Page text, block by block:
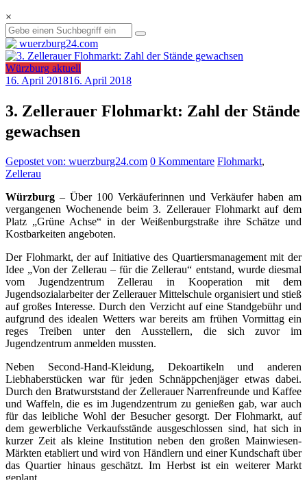
×
Würzburg aktuell
16. April 201816. April 2018
3. Zellerauer Flohmarkt: Zahl der Stände
gewachsen
Gepostet von: wuerzburg24.com 0 Kommentare Flohmarkt,
Zellerau
Würzburg – Über 100 Verkäuferinnen und Verkäufer haben am
vergangenen Wochenende beim 3. Zellerauer Flohmarkt auf dem
Platz „Grüne Achse“ in der Weißenburgstraße ihre Schätze und
Kostbarkeiten angeboten.
Der Flohmarkt, der auf Initiative des Quartiersmanagement mit der
Idee „Von der Zellerau – für die Zellerau“ entstand, wurde diesmal
vom Jugendzentrum Zellerau in Kooperation mit dem
Jugendsozialarbeiter der Zellerauer Mittelschule organisiert und stieß
auf großes Interesse. Durch den Verzicht auf eine Standgebühr und
aufgrund des idealen Wetters war bereits am frühen Vormittag ein
reges Treiben unter den Ausstellern, die sich zuvor im
Jugendzentrum anmelden mussten.
Neben Second-Hand-Kleidung, Dekoartikeln und anderen
Liebhaberstücken war für jeden Schnäppchenjäger etwas dabei.
Durch den Bratwurststand der Zellerauer Narrenfreunde und Kaffee
und Waffeln, die es im Jugendzentrum zu genießen gab, war auch
für das leibliche Wohl der Besucher gesorgt. Der Flohmarkt, auf
dem gewerbliche Verkaufsstände ausgeschlossen sind, hat sich in
kurzer Zeit als kleine Institution neben den großen Mainwiesen-
Märkten etabliert und wird von Händlern und einer Kundschaft über
das Quartier hinaus geschätzt. Im Herbst ist ein weiterer Markt
geplant.